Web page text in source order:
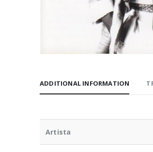
ADDITIONAL INFORMATION
Artista